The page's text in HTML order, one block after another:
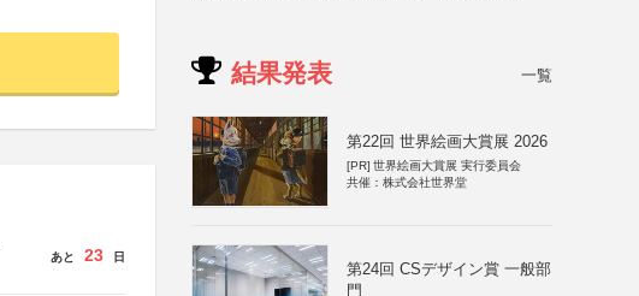
あと 23 日
結果発表 一覧
第22回 世界絵画大賞展 2026
[PR] 世界絵画大賞展 実行委員会
共催：株式会社世界堂
第24回 CSデザイン賞 一般部
門